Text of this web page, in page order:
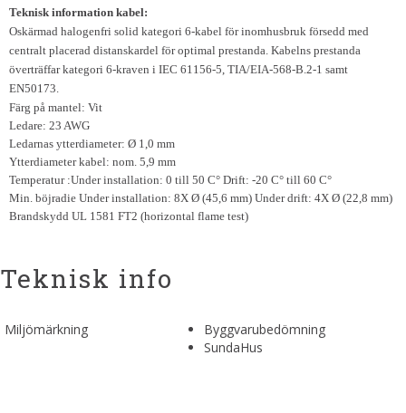
Teknisk information kabel:
Oskärmad halogenfri solid kategori 6-kabel för inomhusbruk försedd med
centralt placerad distanskardel för optimal prestanda. Kabelns prestanda
överträffar kategori 6-kraven i IEC 61156-5, TIA/EIA-568-B.2-1 samt
EN50173.
Färg på mantel: Vit
Ledare: 23 AWG
Ledarnas ytterdiameter: Ø 1,0 mm
Ytterdiameter kabel: nom. 5,9 mm
Temperatur :Under installation: 0 till 50 C° Drift: -20 C° till 60 C°
Min. böjradie Under installation: 8X Ø (45,6 mm) Under drift: 4X Ø (22,8 mm)
Brandskydd UL 1581 FT2 (horizontal flame test)
Teknisk info
Miljömärkning
Byggvarubedömning
SundaHus